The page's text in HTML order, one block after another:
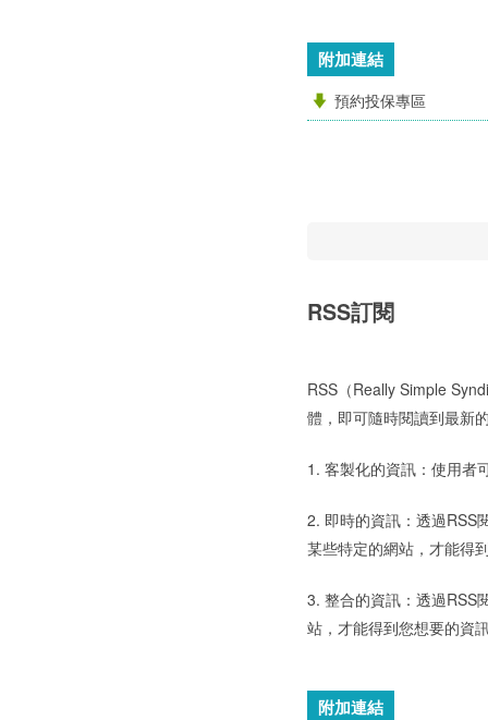
附加連結
預約投保專區
RSS訂閱
RSS（Really Simple
體，即可隨時閱讀到最新
1. 客製化的資訊：使用者
2. 即時的資訊：透過RSS
某些特定的網站，才能得
3. 整合的資訊：透過RSS
站，才能得到您想要的資
附加連結